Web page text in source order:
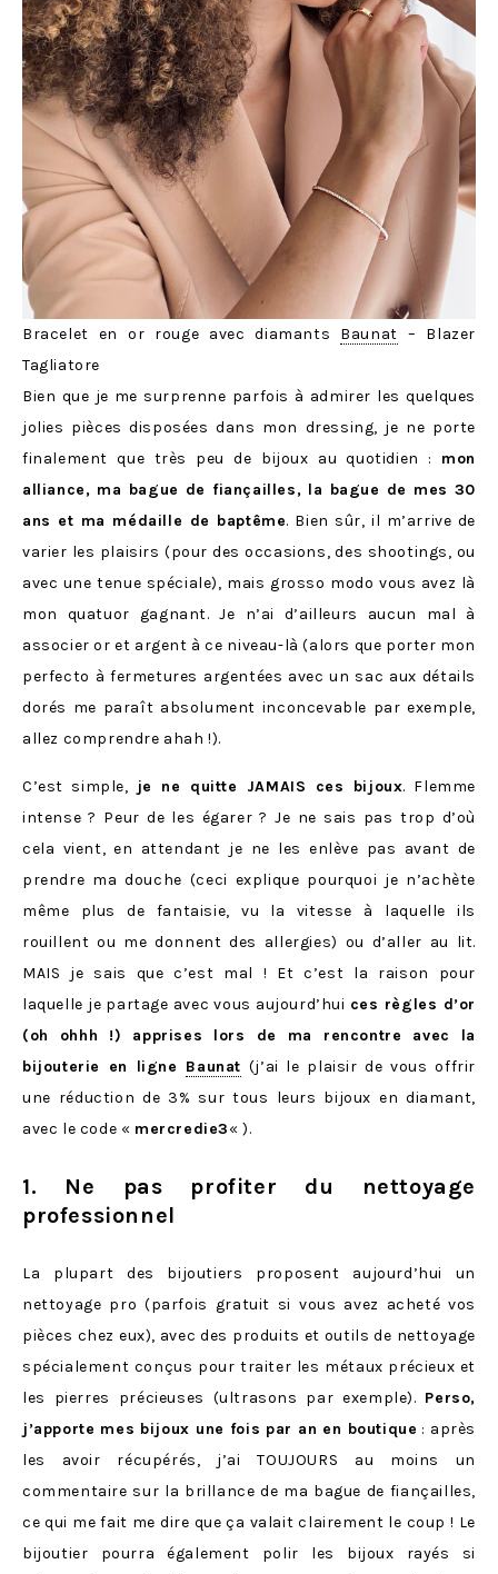
Bracelet en or rouge avec diamants Baunat – Blazer
Tagliatore
Bien que je me surprenne parfois à admirer les quelques
jolies pièces disposées dans mon dressing, je ne porte
finalement que très peu de bijoux au quotidien : mon
alliance, ma bague de fiançailles, la bague de mes 30
ans et ma médaille de baptême. Bien sûr, il m’arrive de
varier les plaisirs (pour des occasions, des shootings, ou
avec une tenue spéciale), mais grosso modo vous avez là
mon quatuor gagnant. Je n’ai d’ailleurs aucun mal à
associer or et argent à ce niveau-là (alors que porter mon
perfecto à fermetures argentées avec un sac aux détails
dorés me paraît absolument inconcevable par exemple,
allez comprendre ahah !).
C’est simple, je ne quitte JAMAIS ces bijoux. Flemme
intense ? Peur de les égarer ? Je ne sais pas trop d’où
cela vient, en attendant je ne les enlève pas avant de
prendre ma douche (ceci explique pourquoi je n’achète
même plus de fantaisie, vu la vitesse à laquelle ils
rouillent ou me donnent des allergies) ou d’aller au lit.
MAIS je sais que c’est mal ! Et c’est la raison pour
laquelle je partage avec vous aujourd’hui ces règles d’or
(oh ohhh !) apprises lors de ma rencontre avec la
bijouterie en ligne Baunat (j’ai le plaisir de vous offrir
une réduction de 3% sur tous leurs bijoux en diamant,
avec le code « mercredie3« ).
1. Ne pas profiter du nettoyage
professionnel
La plupart des bijoutiers proposent aujourd’hui un
nettoyage pro (parfois gratuit si vous avez acheté vos
pièces chez eux), avec des produits et outils de nettoyage
spécialement conçus pour traiter les métaux précieux et
les pierres précieuses (ultrasons par exemple). Perso,
j’apporte mes bijoux une fois par an en boutique : après
les avoir récupérés, j’ai TOUJOURS au moins un
commentaire sur la brillance de ma bague de fiançailles,
ce qui me fait me dire que ça valait clairement le coup ! Le
bijoutier pourra également polir les bijoux rayés si